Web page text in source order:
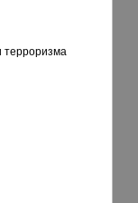
терроризма